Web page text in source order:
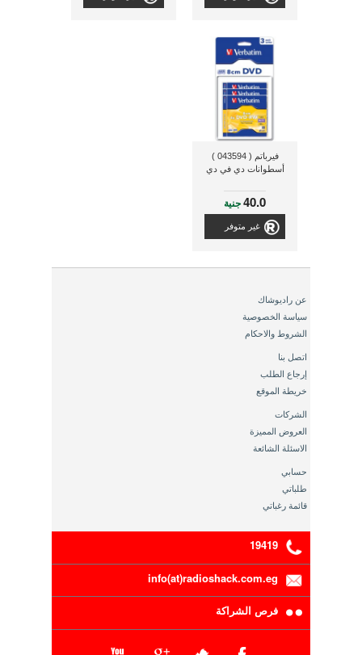
فيرباتم ( 043594 )
أسطوانات دي في دي
40.0جنية
غير متوفر
عن راديوشاك
سياسة الخصوصية
الشروط والاحكام
اتصل بنا
إرجاع الطلب
خريطة الموقع
الشركات
العروض المميزة
الاسئلة الشائعة
حسابي
طلباتي
قائمة رغباتي
19419
info(at)radioshack.com.eg
فرص الشراكة